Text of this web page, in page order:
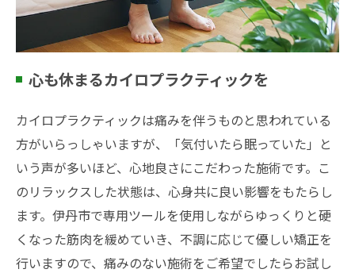
心も休まるカイロプラクティックを
カイロプラクティックは痛みを伴うものと思われている
方がいらっしゃいますが、「気付いたら眠っていた」と
いう声が多いほど、心地良さにこだわった施術です。こ
のリラックスした状態は、心身共に良い影響をもたらし
ます。伊丹市で専用ツールを使用しながらゆっくりと硬
くなった筋肉を緩めていき、不調に応じて優しい矯正を
行いますので、痛みのない施術をご希望でしたらお試し